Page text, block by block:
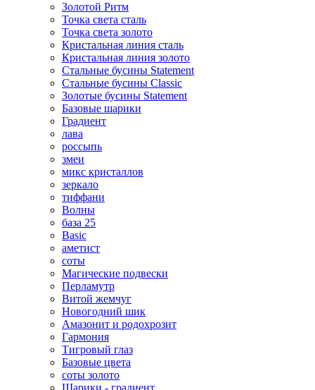
Золотой Ритм
Точка света сталь
Точка света золото
Кристальная линия сталь
Кристальная линия золото
Стальные бусины Statement
Стальные бусины Classic
Золотые бусины Statement
Базовые шарики
Градиент
лава
россыпь
змеи
микс кристаллов
зеркало
тиффани
Волны
база 25
Basic
аметист
соты
Магические подвески
Перламутр
Витой жемчуг
Новогодний шик
Амазонит и родохрозит
Гармония
Тигровый глаз
Базовые цвета
соты золото
Шарики - градиент